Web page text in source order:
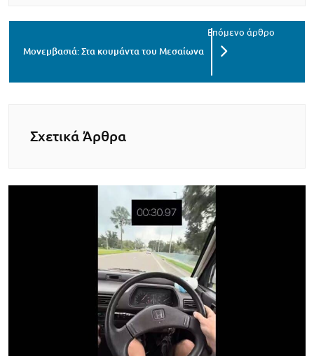
Μονεμβασιά: Στα κουμάντα του Μεσαίωνα
Σχετικά Άρθρα